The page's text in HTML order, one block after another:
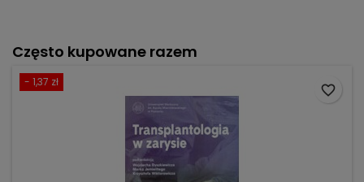
Często kupowane razem
- 1,37 zł
favorite_border